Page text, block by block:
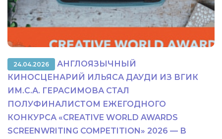
24.04.2026
АНГЛОЯЗЫЧНЫЙ
КИНОСЦЕНАРИЙ ИЛЬЯСА ДАУДИ ИЗ ВГИК
ИМ.С.А. ГЕРАСИМОВА СТАЛ
ПОЛУФИНАЛИСТОМ ЕЖЕГОДНОГО
КОНКУРСА «CREATIVE WORLD AWARDS
SCREENWRITING COMPETITION» 2026 — В